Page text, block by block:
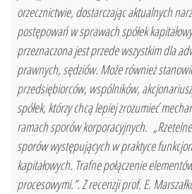
orzecznictwie, dostarczając aktualnych
postępowań w sprawach spółek
przeznaczona jest przede wszystkim dla
prawnych, sędziów. Może również
przedsiębiorców, wspólników,
spółek, którzy chcą lepiej zrozumieć
ramach sporów korporacyjnych.
sporów występujących w praktyce
kapitałowych. Trafne połączenie
procesowymi.”. Z recenzji prof. E.